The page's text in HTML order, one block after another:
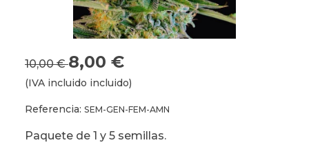
10,00 €8,00 €
(IVA incluido incluido)
Referencia: SEM-GEN-FEM-AMN
Paquete de 1 y 5 semillas.